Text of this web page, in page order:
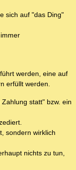
sich auf "das Ding"
werden, eine auf
erfüllt werden.
statt" bzw. ein
sondern wirklich
nichts zu tun,